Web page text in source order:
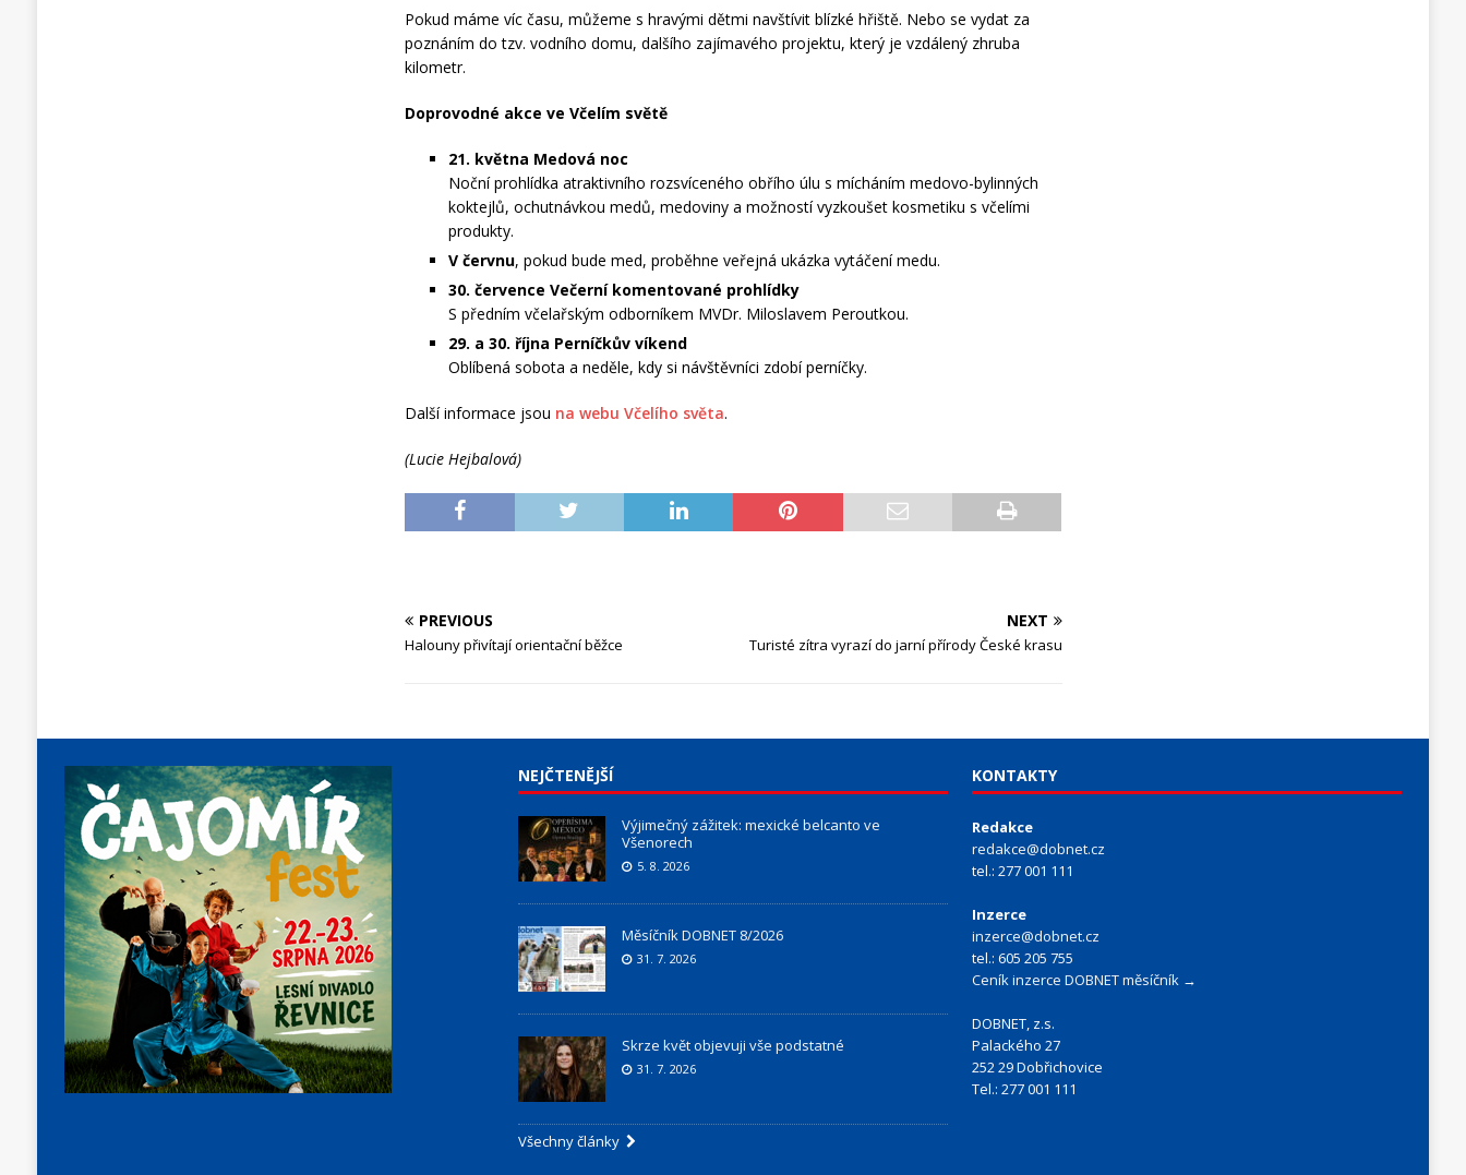
Pokud máme víc času, můžeme s hravými dětmi navštívit blízké hřiště. Nebo se vydat za
poznáním do tzv. vodního domu, dalšího zajímavého projektu, který je vzdálený zhruba
kilometr.
Doprovodné akce ve Včelím světě
21. května Medová noc
Noční prohlídka atraktivního rozsvíceného obřího úlu s mícháním medovo-bylinných
koktejlů, ochutnávkou medů, medoviny a možností vyzkoušet kosmetiku s včelími
produkty.
V červnu, pokud bude med, proběhne veřejná ukázka vytáčení medu.
30. července Večerní komentované prohlídky
S předním včelařským odborníkem MVDr. Miloslavem Peroutkou.
29. a 30. října Perníčkův víkend
Oblíbená sobota a neděle, kdy si návštěvníci zdobí perníčky.
Další informace jsou na webu Včelího světa.
(Lucie Hejbalová)
PREVIOUS
Halouny přivítají orientační běžce
NEXT
Turisté zítra vyrazí do jarní přírody České krasu
NEJČTENĚJŠÍ
Výjimečný zážitek: mexické belcanto ve
Všenorech
5. 8. 2026
Měsíčník DOBNET 8/2026
31. 7. 2026
Skrze květ objevuji vše podstatné
31. 7. 2026
Všechny články
KONTAKTY
Redakce
redakce@dobnet.cz
tel.: 277 001 111
Inzerce
inzerce@dobnet.cz
tel.: 605 205 755
Ceník inzerce DOBNET měsíčník →
DOBNET, z.s.
Palackého 27
252 29 Dobřichovice
Tel.: 277 001 111